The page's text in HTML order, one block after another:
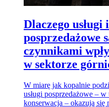
Dlaczego usługi
posprzedażowe
czynnikami
w sektorze
W miarę jak kopalnie
usługi posprzedażowe –
konserwacja – okazują się